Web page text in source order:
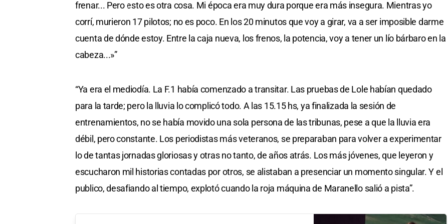
frenar... Pero esto es otra cosa. Mi época era muy dura porque era más insegura. Mientras yo
corrí, murieron 17 pilotos; no es poco. En los 20 minutos que voy a girar, va a ser imposible darme
cuenta de dónde estoy. Entre la caja nueva, los frenos, la potencia, voy a tener un lío bárbaro en la
cabeza...»”
“Ya era el mediodía. La F.1 había comenzado a transitar. Las pruebas de Lole habían quedado
para la tarde; pero la lluvia lo complicó todo. A las 15.15 hs, ya finalizada la sesión de
entrenamientos, no se había movido una sola persona de las tribunas, pese a que la lluvia era
débil, pero constante. Los periodistas más veteranos, se preparaban para volver a experimentar
lo de tantas jornadas gloriosas y otras no tanto, de años atrás. Los más jóvenes, que leyeron y
escucharon mil historias contadas por otros, se alistaban a presenciar un momento singular. Y el
publico, desafiando al tiempo, explotó cuando la roja máquina de Maranello salió a pista”.